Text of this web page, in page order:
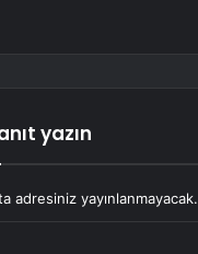
yazın
adresiniz yayınlanmayacak.